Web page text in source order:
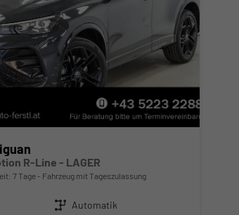
R-Line - LAGER
7 Tage Fahrzeug mit Tageszulassung
Getriebe Automatik